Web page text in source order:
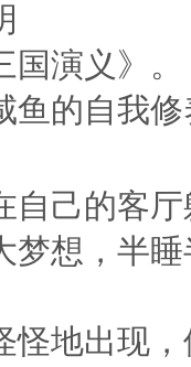
演义》。
鱼的自我
己的客厅
梦想，半
地出现，